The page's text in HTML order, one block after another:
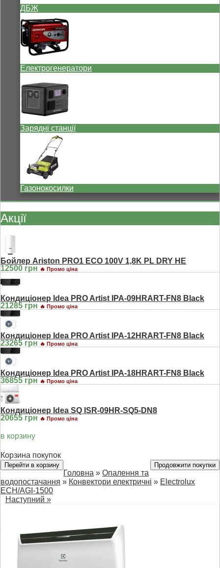
ДБЖ
Електрогенератори
Зарядні станції
Газонокосилки
Акції
Бойлер Ariston PRO1 ECO 100V 1,8K PL DRY HE
12500 грн 🔥 Промо ціна
Кондиціонер Idea PRO Artist IPA-09HRART-FN8 Black
21285 грн 🔥 Промо ціна
Кондиціонер Idea PRO Artist IPA-12HRART-FN8 Black
23265 грн 🔥 Промо ціна
Кондиціонер Idea PRO Artist IPA-18HRART-FN8 Black
36855 грн 🔥 Промо ціна
Кондиціонер Idea SQ ISR-09HR-SQ5-DN8
20655 грн 🔥 Промо ціна
в корзину
Корзина покупок
Перейти в корзину Продовжити покупки
Головна » Опалення та
водопостачання » Конвектори електричні » Electrolux
ECH/AGI-1500
Наступний »